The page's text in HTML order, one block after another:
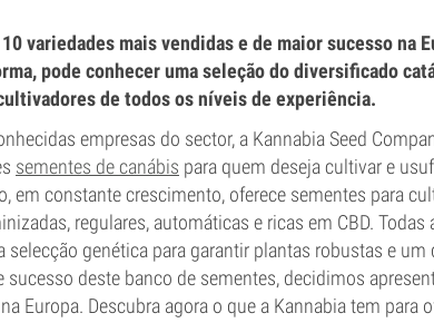
variedades mais vendidas e de maior sucesso na
pode conhecer uma seleção do diversificado
de todos os níveis de experiência.
empresas do sector, a Kannabia Seed
sementes de canábis para quem deseja cultivar e
em constante crescimento, oferece sementes para
regulares, automáticas e ricas em CBD. Todas
selecção genética para garantir plantas robustas e
sucesso deste banco de sementes, decidimos
Europa. Descubra agora o que a Kannabia tem para